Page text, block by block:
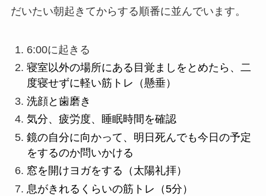
だいたい朝起きてからする順番に並んでいます。
6:00に起きる
寝室以外の場所にある目覚ましをとめたら、二
度寝せずに軽い筋トレ（懸垂）
洗顔と歯磨き
気分、疲労度、睡眠時間を確認
鏡の自分に向かって、明日死んでも今日の予定
をするのか問いかける
窓を開けヨガをする（太陽礼拝）
息がきれるくらいの筋トレ（5分）